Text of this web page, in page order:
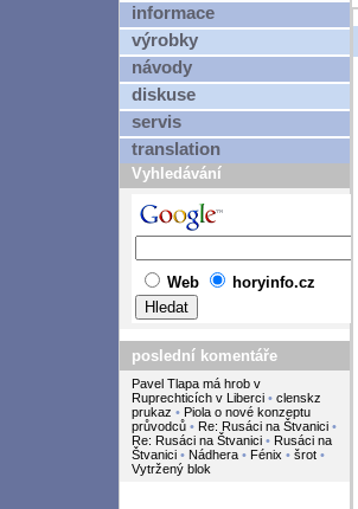
informace
výrobky
návody
diskuse
servis
translation
Vyhledávání
Web horyinfo.cz
poslední komentáře
Pavel Tlapa má hrob v
Ruprechticích v Liberci • clenskz
prukaz • Piola o nové konzeptu
průvodců • Re: Rusáci na Štvanici •
Re: Rusáci na Štvanici • Rusáci na
Štvanici • Nádhera • Fénix • šrot •
Vytržený blok